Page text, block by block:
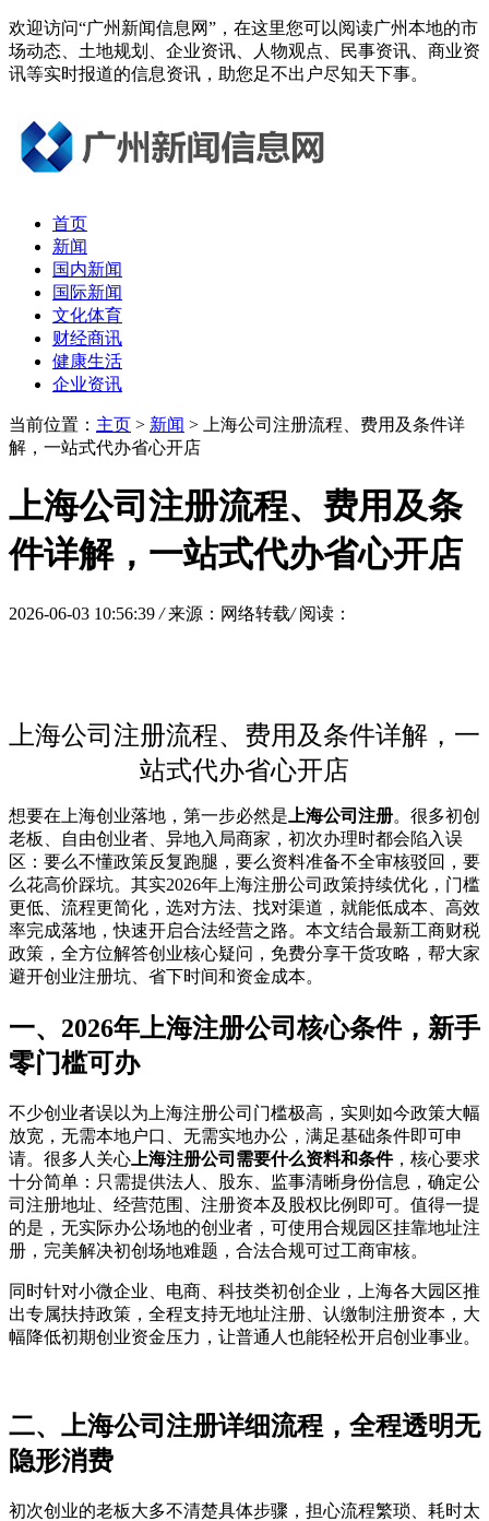
欢迎访问“广州新闻信息网”，在这里您可以阅读广州本地的市
场动态、土地规划、企业资讯、人物观点、民事资讯、商业资
讯等实时报道的信息资讯，助您足不出户尽知天下事。
首页
新闻
国内新闻
国际新闻
文化体育
财经商讯
健康生活
企业资讯
当前位置： 主页 > 新闻 > 上海公司注册流程、费用及条件详
解，一站式代办省心开店
上海公司注册流程、费用及条
件详解，一站式代办省心开店
2026-06-03 10:56:39 / 来源：网络转载/ 阅读：
上海公司注册流程、费用及条件详解，一
站式代办省心开店
想要在上海创业落地，第一步必然是 上海公司注册。很多初创
老板、自由创业者、异地入局商家，初次办理时都会陷入误
区：要么不懂政策反复跑腿，要么资料准备不全审核驳回，要
么花高价踩坑。其实2026年上海注册公司政策持续优化，门槛
更低、流程更简化，选对方法、找对渠道，就能低成本、高效
率完成落地，快速开启合法经营之路。本文结合最新工商财税
政策，全方位解答创业核心疑问，免费分享干货攻略，帮大家
避开创业注册坑、省下时间和资金成本。
一、2026年上海注册公司核心条件，新手
零门槛可办
不少创业者误以为上海注册公司门槛极高，实则如今政策大幅
放宽，无需本地户口、无需实地办公，满足基础条件即可申
请。很多人关心 上海注册公司需要什么资料和条件，核心要求
十分简单：只需提供法人、股东、监事清晰身份信息，确定公
司注册地址、经营范围、注册资本及股权比例即可。值得一提
的是，无实际办公场地的创业者，可使用合规园区挂靠地址注
册，完美解决初创场地难题，合法合规可过工商审核。
同时针对小微企业、电商、科技类初创企业，上海各大园区推
出专属扶持政策，全程支持无地址注册、认缴制注册资本，大
幅降低初期创业资金压力，让普通人也能轻松开启创业事业。
二、上海公司注册详细流程，全程透明无
隐形消费
初次创业的老板大多不清楚具体步骤，担心流程繁琐、耗时太